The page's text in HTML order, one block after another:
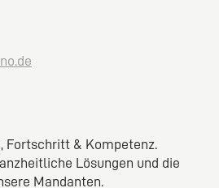
Fortschritt & Kompetenz.
Lösungen und die
Mandanten.